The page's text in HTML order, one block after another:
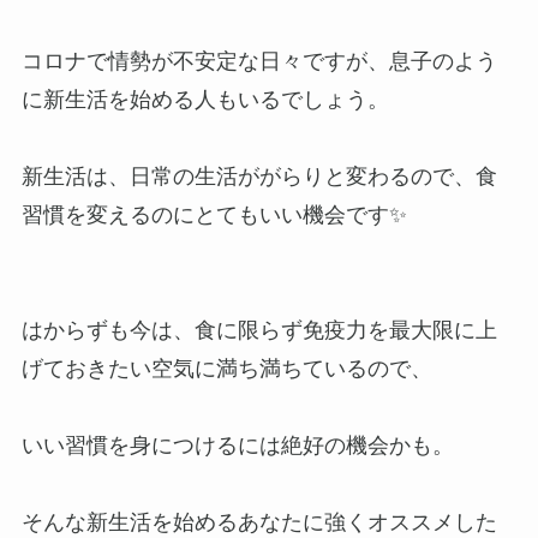
コロナで情勢が不安定な日々ですが、息子のよう
に新生活を始める人もいるでしょう。
新生活は、日常の生活ががらりと変わるので、食
習慣を変えるのにとてもいい機会です✨
はからずも今は、食に限らず免疫力を最大限に上
げておきたい空気に満ち満ちているので、
いい習慣を身につけるには絶好の機会かも。
そんな新生活を始めるあなたに強くオススメした